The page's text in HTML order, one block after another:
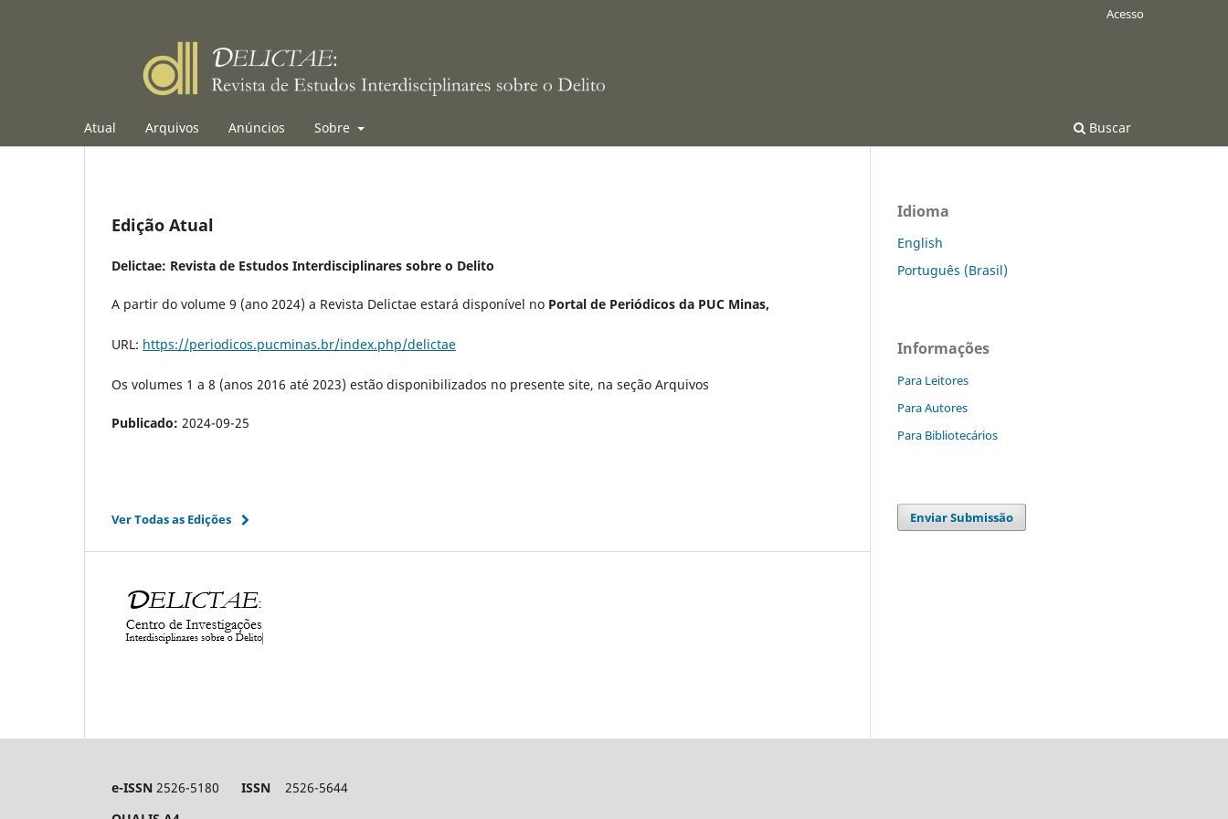
Atual Arquivos Anúncios Sobre Buscar
Acesso
Edição Atual
Delictae: Revista de Estudos Interdisciplinares sobre o Delito
A partir do volume 9 (ano 2024) a Revista Delictae estará disponível no Portal de Periódicos da PUC Minas,
URL: https://periodicos.pucminas.br/index.php/delictae
Os volumes 1 a 8 (anos 2016 até 2023) estão disponibilizados no presente site, na seção Arquivos
Publicado: 2024-09-25
Ver Todas as Edições
Idioma
English
Português (Brasil)
Informações
Para Leitores
Para Autores
Para Bibliotecários
Enviar Submissão
e-ISSN 2526-5180 ISSN
2526-5644